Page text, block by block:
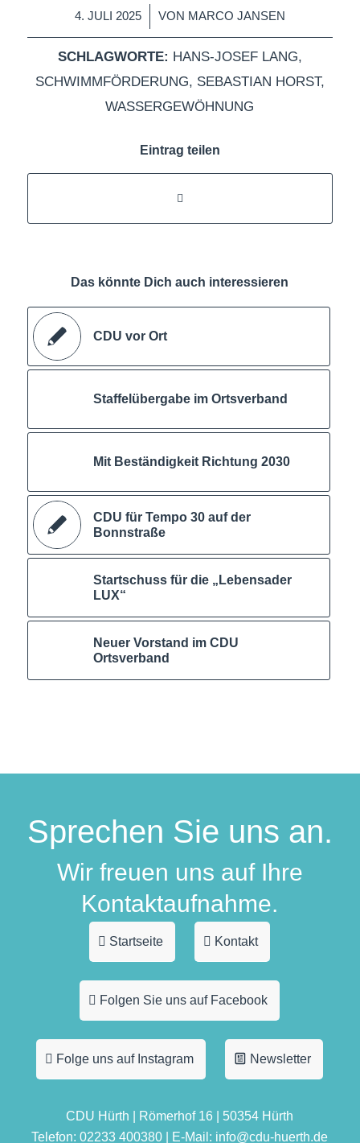
4. JULI 2025
/ VON MARCO JANSEN
SCHLAGWORTE: HANS-JOSEF LANG,
SCHWIMMFÖRDERUNG, SEBASTIAN HORST,
WASSERGEWÖHNUNG
Eintrag teilen
Das könnte Dich auch interessieren
CDU vor Ort
Staffelübergabe im Ortsverband
Mit Beständigkeit Richtung 2030
CDU für Tempo 30 auf der
Bonnstraße
Startschuss für die „Lebensader
LUX“
Neuer Vorstand im CDU
Ortsverband
Sprechen Sie uns an.
Wir freuen uns auf Ihre
Kontaktaufnahme.
Startseite Kontakt
Folgen Sie uns auf Facebook
Folge uns auf Instagram Newsletter
CDU Hürth | Römerhof 16 | 50354 Hürth
Telefon: 02233 400380 | E-Mail: info@cdu-huerth.de